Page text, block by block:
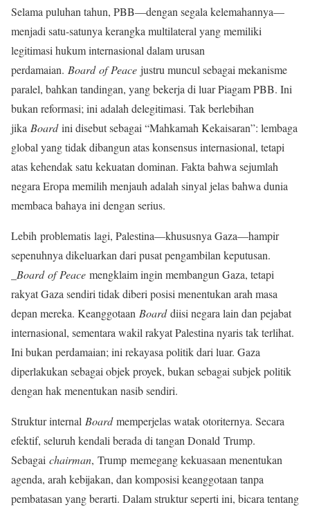
Selama puluhan tahun, PBB—dengan segala kelemahannya—
menjadi satu-satunya kerangka multilateral yang memiliki
legitimasi hukum internasional dalam urusan
perdamaian. Board of Peace justru muncul sebagai mekanisme
paralel, bahkan tandingan, yang bekerja di luar Piagam PBB. Ini
bukan reformasi; ini adalah delegitimasi. Tak berlebihan
jika Boardini disebut sebagai “Mahkamah Kekaisaran”: lembaga
global yang tidak dibangun atas konsensus internasional, tetapi
atas kehendak satu kekuatan dominan. Fakta bahwa sejumlah
negara Eropa memilih menjauh adalah sinyal jelas bahwa dunia
membaca bahaya ini dengan serius.
Lebih problematis lagi, Palestina—khususnya Gaza—hampir
sepenuhnya dikeluarkan dari pusat pengambilan keputusan.
Board of Peace mengklaim ingin membangun Gaza, tetapi
rakyat Gaza sendiri tidak diberi posisi menentukan arah masa
depan mereka. Keanggotaan Boarddiisi negara lain dan pejabat
internasional, sementara wakil rakyat Palestina nyaris tak terlihat.
Ini bukan perdamaian; ini rekayasa politik dari luar. Gaza
diperlakukan sebagai objek proyek, bukan sebagai subjek politik
dengan hak menentukan nasib sendiri.
Struktur internal Boardmemperjelas watak otoriternya. Secara
efektif, seluruh kendali berada di tangan Donald Trump.
Sebagai chairman, Trump memegang kekuasaan menentukan
agenda, arah kebijakan, dan komposisi keanggotaan tanpa
pembatasan yang berarti. Dalam struktur seperti ini, bicara tentang